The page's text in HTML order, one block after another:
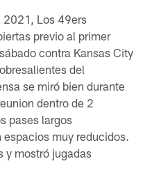
2021, Los 49ers
previo al primer
contra Kansas City
del
se miró bien durante
dentro de 2
pases largos
muy reducidos.
y mostró jugadas